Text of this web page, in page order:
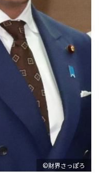
©財界さっぽろ